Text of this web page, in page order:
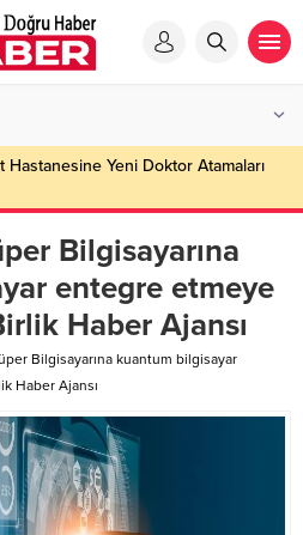
Hastanesine Yeni Doktor Atamaları
Bilgisayarına
entegre etmeye
Haber Ajansı
Bilgisayarına kuantum bilgisayar
Haber Ajansı